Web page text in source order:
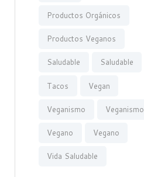
Productos Orgánicos
Productos Veganos
Saludable Saludable
Tacos Vegan
Veganismo Veganismo
Vegano Vegano
Vida Saludable